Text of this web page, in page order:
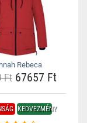
Rebeca
Ft67657 Ft
KEDVEZMÉNY